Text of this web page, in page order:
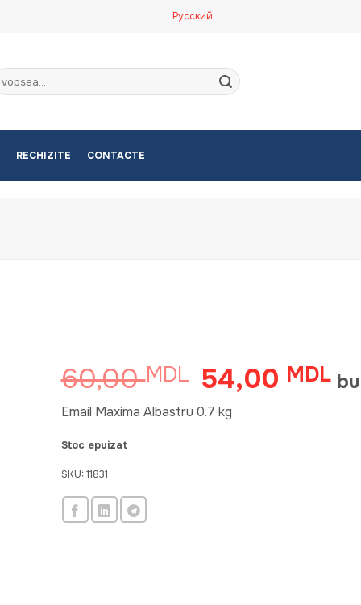
Русский
RECHIZITE CONTACTE
60,00MDL Prețul
inițial
a
54,00 MDL
Email Maxima Albastru 0.7 kg
Stoc epuizat
SKU:11831